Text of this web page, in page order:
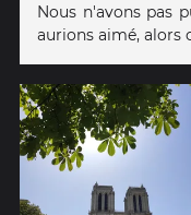
Nous n'avons pas
aurions aimé, alors